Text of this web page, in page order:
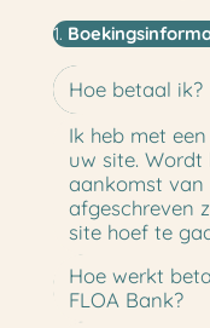
1.
Hoe betaal ik?
Ik heb met
uw site.
aankomst
afgeschreven
site hoef te
Hoe werkt
FLOA Bank?